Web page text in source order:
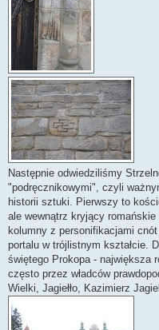
Następnie odwiedziliśmy
"podręcznikowymi", czyli
historii sztuki. Pierwszy to
ale wewnątrz kryjący
kolumny z personifikacjami
portalu w trójlistnym kształcie.
świętego Prokopa - największa
często przez władców
Wielki, Jagiełło, Kazimierz